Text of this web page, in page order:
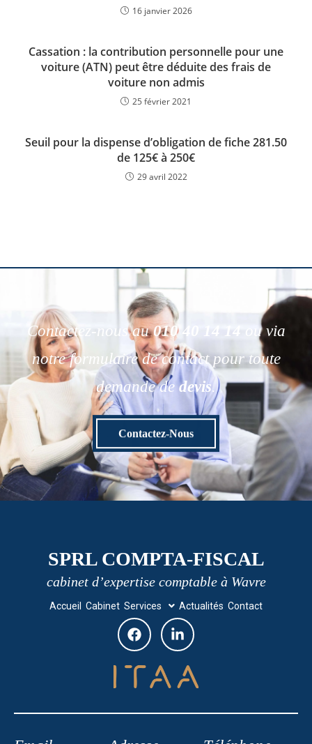
16 janvier 2026
Cassation : la contribution personnelle pour une
voiture (ATN) peut être déduite des frais de
voiture non admis
25 février 2021
Seuil pour la dispense d’obligation de fiche 281.50
de 125€ à 250€
29 avril 2022
Contactez-nous au010 40 14 14
ou via
notre formulaire de contact pour toute
demande de devis.
Contactez-Nous
SPRL COMPTA-FISCAL
cabinet d’expertise comptable à Wavre
Accueil Cabinet Services Actualités Contact